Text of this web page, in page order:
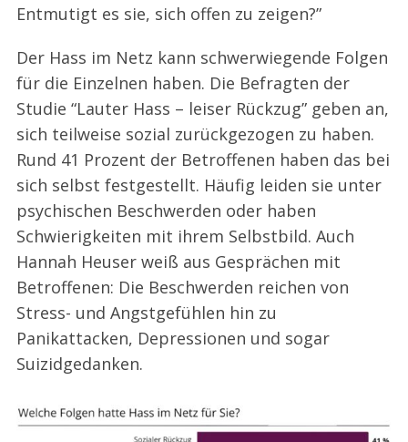
Entmutigt es sie, sich offen zu zeigen?”
Der Hass im Netz kann schwerwiegende Folgen
für die Einzelnen haben. Die Befragten der
Studie “Lauter Hass – leiser Rückzug” geben an,
sich teilweise sozial zurückgezogen zu haben.
Rund 41 Prozent der Betroffenen haben das bei
sich selbst festgestellt. Häufig leiden sie unter
psychischen Beschwerden oder haben
Schwierigkeiten mit ihrem Selbstbild. Auch
Hannah Heuser weiß aus Gesprächen mit
Betroffenen: Die Beschwerden reichen von
Stress- und Angstgefühlen hin zu
Panikattacken, Depressionen und sogar
Suizidgedanken.
S
e
r
c
h
f
r